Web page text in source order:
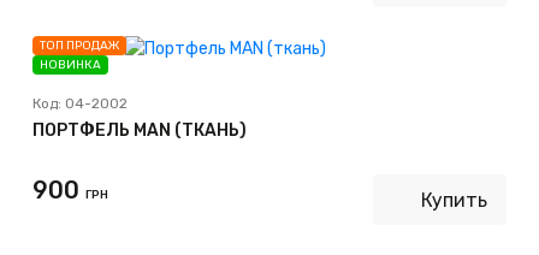
ТОП ПРОДАЖ
НОВИНКА
Код: 04-2002
ПОРТФЕЛЬ MAN (ТКАНЬ)
900 ГРН Купить